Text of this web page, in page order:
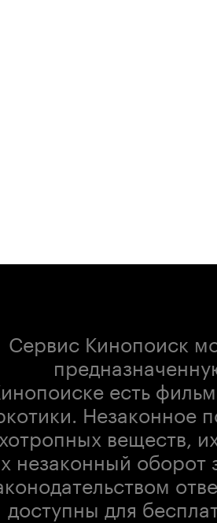
Сервис Кинопоиск
есть
Незаконное
веществ,
незаконный оборот
доступны для